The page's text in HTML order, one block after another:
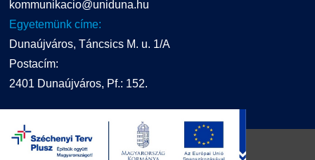
kommunikacio@uniduna.hu
Egyetemünk címe:
Dunaújváros, Táncsics M. u. 1/A
Postacím:
2401 Dunaújváros, Pf.: 152.
UNIDUNA 2016